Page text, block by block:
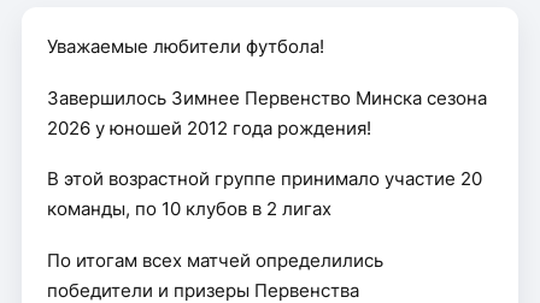
Уважаемые любители футбола!
Завершилось Зимнее Первенство Минска сезона
2026 у юношей 2012 года рождения!
В этой возрастной группе принимало участие 20
команды, по 10 клубов в 2 лигах
По итогам всех матчей определились
победители и призеры Первенства